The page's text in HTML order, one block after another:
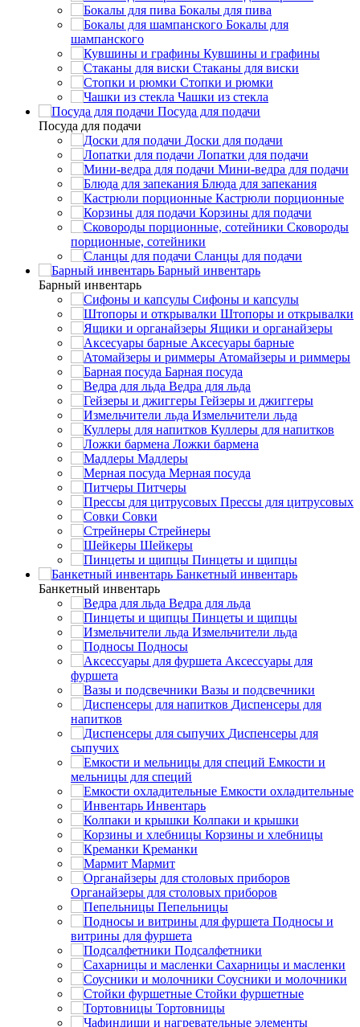
Бокалы для пива
Бокалы для
шампанского
Кувшины и графины
Стаканы для виски
Стопки и рюмки
Чашки из стекла
Посуда для подачи
Посуда для подачи
Доски для подачи
Лопатки для подачи
Мини-ведра для подачи
Блюда для запекания
Кастрюли порционные
Корзины для подачи
Сковороды
порционные, сотейники
Сланцы для подачи
Барный инвентарь
Барный инвентарь
Сифоны и капсулы
Штопоры и открывалки
Ящики и органайзеры
Аксесуары барные
Атомайзеры и риммеры
Барная посуда
Ведра для льда
Гейзеры и джиггеры
Измельчители льда
Куллеры для напитков
Ложки бармена
Мадлеры
Мерная посуда
Питчеры
Прессы для цитрусовых
Совки
Стрейнеры
Шейкеры
Пинцеты и щипцы
Банкетный инвентарь
Банкетный инвентарь
Ведра для льда
Пинцеты и щипцы
Измельчители льда
Подносы
Аксессуары для
фуршета
Вазы и подсвечники
Диспенсеры для
напитков
Диспенсеры для
сыпучих
Емкости и
мельницы для специй
Емкости охладительные
Инвентарь
Колпаки и крышки
Корзины и хлебницы
Креманки
Мармит
Органайзеры для столовых приборов
Пепельницы
Подносы и
витрины для фуршета
Подсалфетники
Сахарницы и масленки
Соусники и молочники
Стойки фуршетные
Тортовницы